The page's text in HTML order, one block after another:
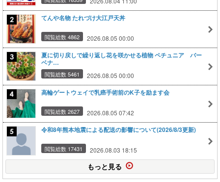
てんや名物 たれづけ大江戸天丼
閲覧総数 4862 2026.08.05 00:00
夏に切り戻しで繰り返し花を咲かせる植物 ペチュニア バー
ベナ…
閲覧総数 5461 2026.08.05 00:00
高輪ゲートウェイで乳癌手術前のK子を励ます会
閲覧総数 2627 2026.08.05 07:42
令和8年熊本地震による配送の影響について(2026/8/3更新)
閲覧総数 17431 2026.08.03 18:15
もっと見る